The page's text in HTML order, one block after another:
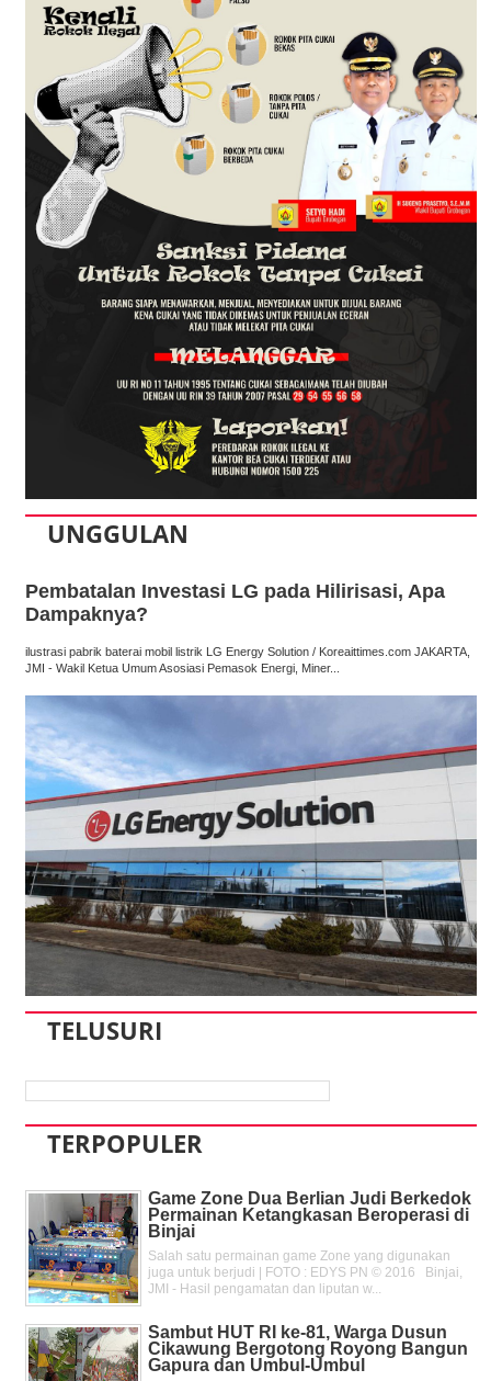
UNGGULAN
Pembatalan Investasi LG pada Hilirisasi, Apa
Dampaknya?
ilustrasi pabrik baterai mobil listrik LG Energy Solution / Koreaittimes.com JAKARTA,
JMI - Wakil Ketua Umum Asosiasi Pemasok Energi, Miner...
TELUSURI
TERPOPULER
Game Zone Dua Berlian Judi Berkedok
Permainan Ketangkasan Beroperasi di
Binjai
Salah satu permainan game Zone yang digunakan
juga untuk berjudi | FOTO : EDYS PN © 2016 Binjai,
JMI - Hasil pengamatan dan liputan w...
Sambut HUT RI ke-81, Warga Dusun
Cikawung Bergotong Royong Bangun
Gapura dan Umbul-Umbul